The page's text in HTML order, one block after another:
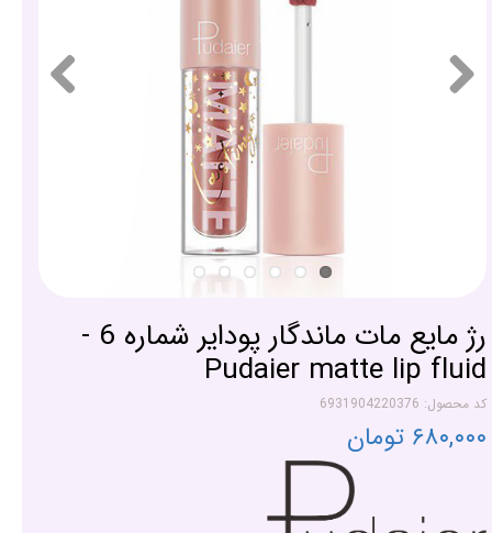
رژ مایع مات ماندگار پودایر شماره 6 -
Pudaier matte lip fluid
کد محصول: 6931904220376
۶۸۰,۰۰۰ تومان